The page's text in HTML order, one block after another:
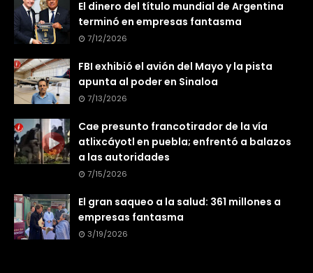
El dinero del título mundial de Argentina
terminó en empresas fantasma
7/12/2026
FBI exhibió el avión del Mayo y la pista
apunta al poder en Sinaloa
7/13/2026
Cae presunto francotirador de la vía
atlixcáyotl en puebla; enfrentó a balazos
a las autoridades
7/15/2026
El gran saqueo a la salud: 361 millones a
empresas fantasma
3/19/2026